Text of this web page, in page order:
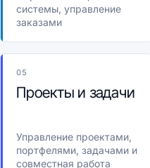
системы, управление
заказами
05
Проекты и задачи
Управление проектами,
портфелями, задачами и
совместная работа